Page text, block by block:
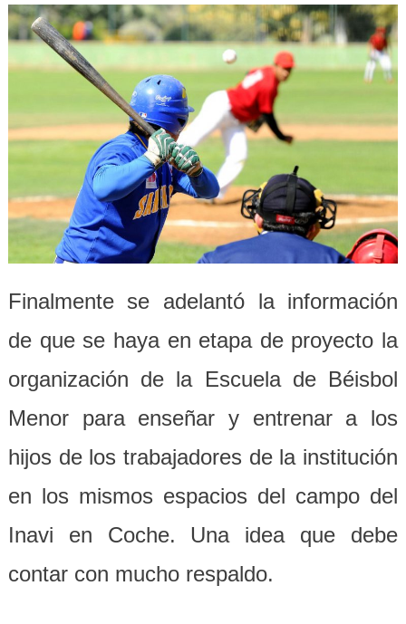
Finalmente se adelantó la información
de que se haya en etapa de proyecto la
organización de la Escuela de Béisbol
Menor para enseñar y entrenar a los
hijos de los trabajadores de la institución
en los mismos espacios del campo del
Inavi en Coche. Una idea que debe
contar con mucho respaldo.